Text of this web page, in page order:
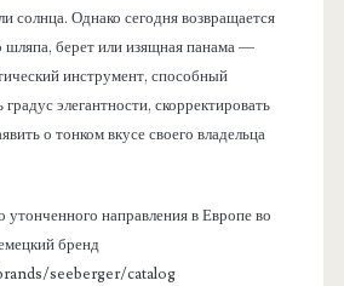
солнца. Однако сегодня возвращается
шляпа, берет или изящная панама —
инструмент, способный
элегантности, скорректировать
о тонком вкусе своего владельца
направления в Европе во
бренд
seeberger/catalog